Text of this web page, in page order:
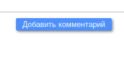
Добавить комментарий